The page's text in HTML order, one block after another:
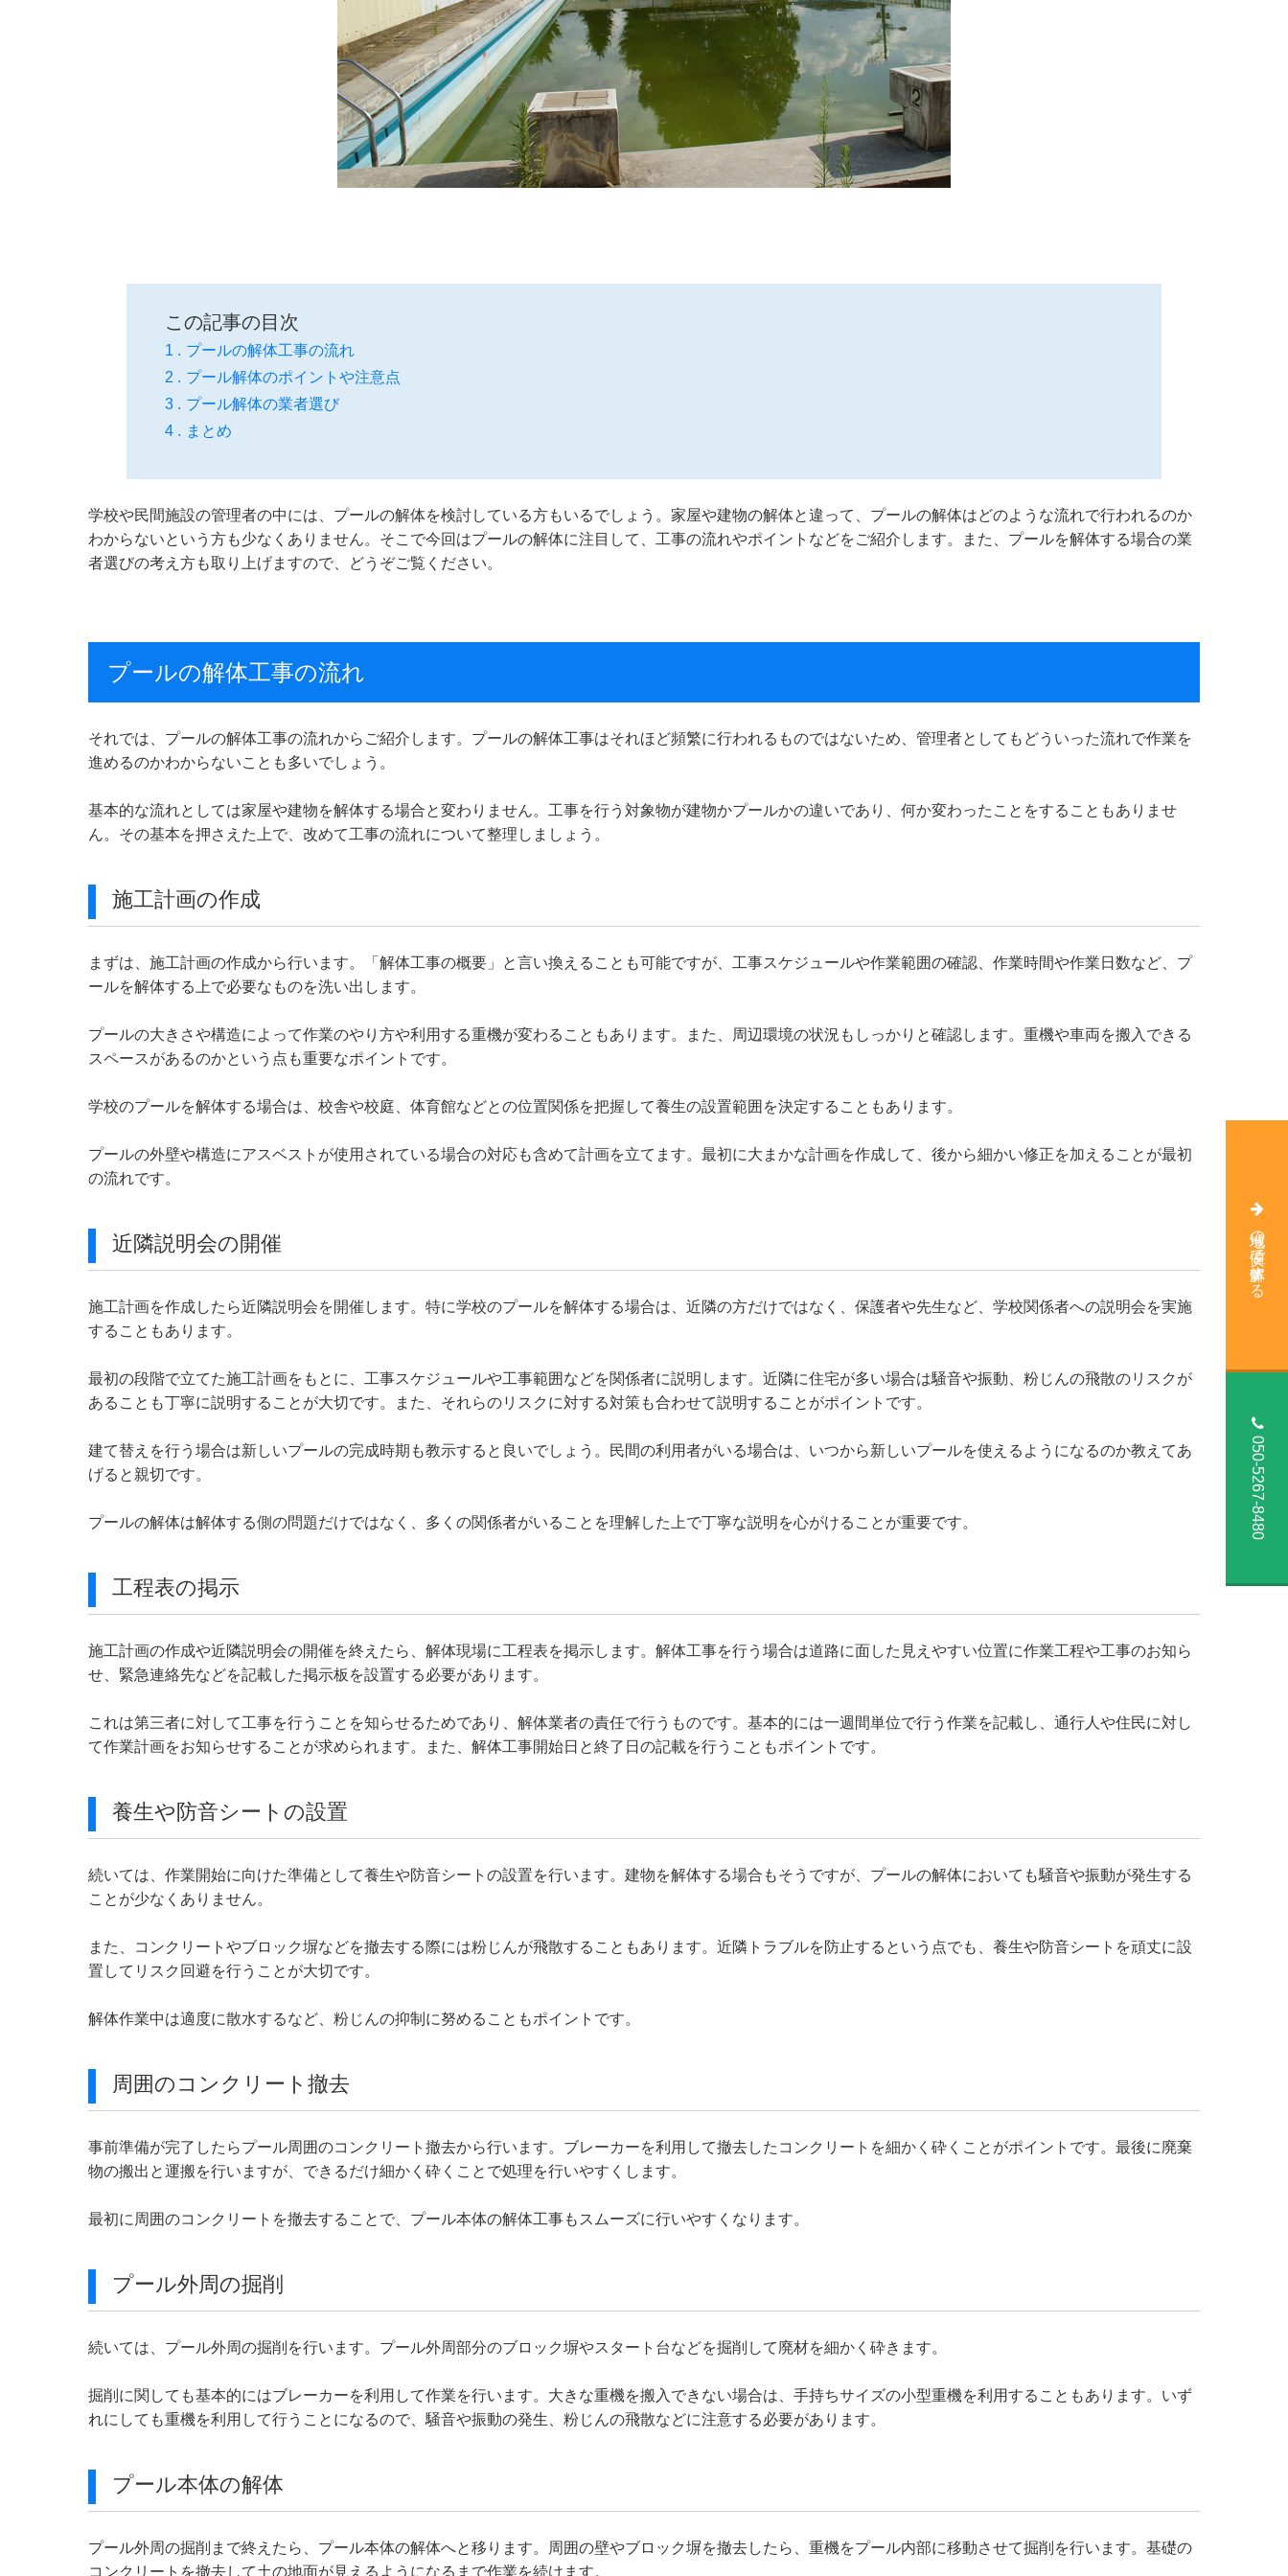
この記事の目次
プールの解体工事の流れ
プール解体のポイントや注意点
プール解体の業者選び
まとめ
学校や民間施設の管理者の中には、プールの解体を検討している方もいるでしょう。家屋や建物の解体と違って、プールの解体はどのような流れで行われるのか
わからないという方も少なくありません。そこで今回はプールの解体に注目して、工事の流れやポイントなどをご紹介します。また、プールを解体する場合の業
者選びの考え方も取り上げますので、どうぞご覧ください。
プールの解体工事の流れ
それでは、プールの解体工事の流れからご紹介します。プールの解体工事はそれほど頻繁に行われるものではないため、管理者としてもどういった流れで作業を
進めるのかわからないことも多いでしょう。
基本的な流れとしては家屋や建物を解体する場合と変わりません。工事を行う対象物が建物かプールかの違いであり、何か変わったことをすることもありませ
ん。その基本を押さえた上で、改めて工事の流れについて整理しましょう。
施工計画の作成
まずは、施工計画の作成から行います。「解体工事の概要」と言い換えることも可能ですが、工事スケジュールや作業範囲の確認、作業時間や作業日数など、プ
ールを解体する上で必要なものを洗い出します。
プールの大きさや構造によって作業のやり方や利用する重機が変わることもあります。また、周辺環境の状況もしっかりと確認します。重機や車両を搬入できる
スペースがあるのかという点も重要なポイントです。
学校のプールを解体する場合は、校舎や校庭、体育館などとの位置関係を把握して養生の設置範囲を決定することもあります。
プールの外壁や構造にアスベストが使用されている場合の対応も含めて計画を立てます。最初に大まかな計画を作成して、後から細かい修正を加えることが最初
の流れです。
近隣説明会の開催
施工計画を作成したら近隣説明会を開催します。特に学校のプールを解体する場合は、近隣の方だけではなく、保護者や先生など、学校関係者への説明会を実施
することもあります。
最初の段階で立てた施工計画をもとに、工事スケジュールや工事範囲などを関係者に説明します。近隣に住宅が多い場合は騒音や振動、粉じんの飛散のリスクが
あることも丁寧に説明することが大切です。また、それらのリスクに対する対策も合わせて説明することがポイントです。
建て替えを行う場合は新しいプールの完成時期も教示すると良いでしょう。民間の利用者がいる場合は、いつから新しいプールを使えるようになるのか教えてあ
げると親切です。
プールの解体は解体する側の問題だけではなく、多くの関係者がいることを理解した上で丁寧な説明を心がけることが重要です。
工程表の掲示
施工計画の作成や近隣説明会の開催を終えたら、解体現場に工程表を掲示します。解体工事を行う場合は道路に面した見えやすい位置に作業工程や工事のお知ら
せ、緊急連絡先などを記載した掲示板を設置する必要があります。
これは第三者に対して工事を行うことを知らせるためであり、解体業者の責任で行うものです。基本的には一週間単位で行う作業を記載し、通行人や住民に対し
て作業計画をお知らせすることが求められます。また、解体工事開始日と終了日の記載を行うこともポイントです。
養生や防音シートの設置
続いては、作業開始に向けた準備として養生や防音シートの設置を行います。建物を解体する場合もそうですが、プールの解体においても騒音や振動が発生する
ことが少なくありません。
また、コンクリートやブロック塀などを撤去する際には粉じんが飛散することもあります。近隣トラブルを防止するという点でも、養生や防音シートを頑丈に設
置してリスク回避を行うことが大切です。
解体作業中は適度に散水するなど、粉じんの抑制に努めることもポイントです。
周囲のコンクリート撤去
事前準備が完了したらプール周囲のコンクリート撤去から行います。ブレーカーを利用して撤去したコンクリートを細かく砕くことがポイントです。最後に廃棄
物の搬出と運搬を行いますが、できるだけ細かく砕くことで処理を行いやすくします。
最初に周囲のコンクリートを撤去することで、プール本体の解体工事もスムーズに行いやすくなります。
プール外周の掘削
続いては、プール外周の掘削を行います。プール外周部分のブロック塀やスタート台などを掘削して廃材を細かく砕きます。
掘削に関しても基本的にはブレーカーを利用して作業を行います。大きな重機を搬入できない場合は、手持ちサイズの小型重機を利用することもあります。いず
れにしても重機を利用して行うことになるので、騒音や振動の発生、粉じんの飛散などに注意する必要があります。
プール本体の解体
プール外周の掘削まで終えたら、プール本体の解体へと移ります。周囲の壁やブロック塀を撤去したら、重機をプール内部に移動させて掘削を行います。基礎の
コンクリートを撤去して土の地面が見えるようになるまで作業を続けます。
地域の安値で解体する
050-5267-8480